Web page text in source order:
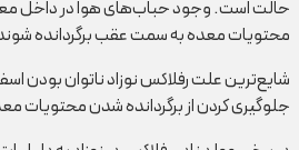
حالت است. وجود حباب‌های هوا در داخل
محتویات معده به سمت عقب برگردانده
شایع‌ترین علت رفلاکس نوزاد ناتوان بودن
جلوگیری کردن از برگردانده شدن محتویات